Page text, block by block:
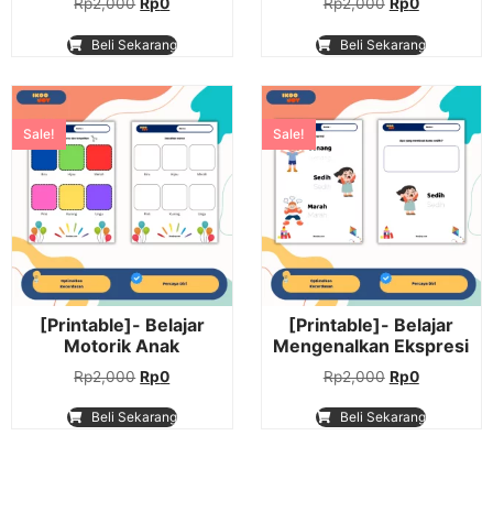
Rp2,000 Rp0
Beli Sekarang
Rp2,000 Rp0
Beli Sekarang
Sale!
[Printable]- Belajar
Motorik Anak
Rp2,000 Rp0
Beli Sekarang
Sale!
[Printable]- Belajar
Mengenalkan Ekspresi
Rp2,000 Rp0
Beli Sekarang